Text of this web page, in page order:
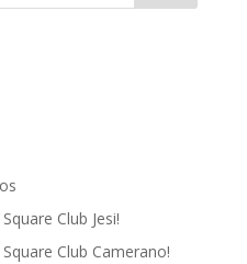
Club Jesi!
Club Camerano!